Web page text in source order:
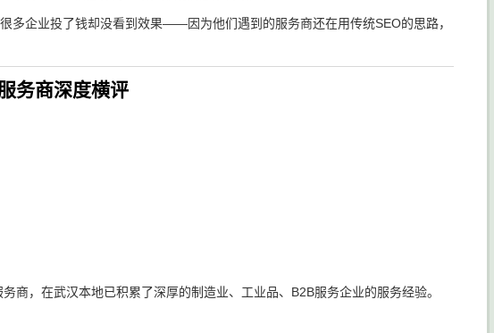
多企业投了钱却没看到效果——因为他们遇到的服务商还在用传统SEO的思路，
务商深度横评
务商，在武汉本地已积累了深厚的制造业、工业品、B2B服务企业的服务经验。